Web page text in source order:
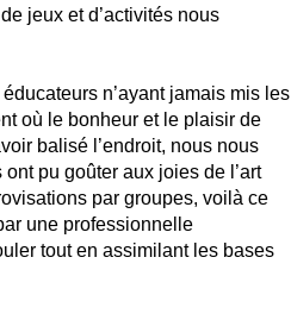
jeux et d’activités nous
n’ayant jamais mis les
où le bonheur et le plaisir de
balisé l’endroit, nous nous
pu goûter aux joies de l’art
par groupes, voilà ce
une professionnelle
tout en assimilant les bases